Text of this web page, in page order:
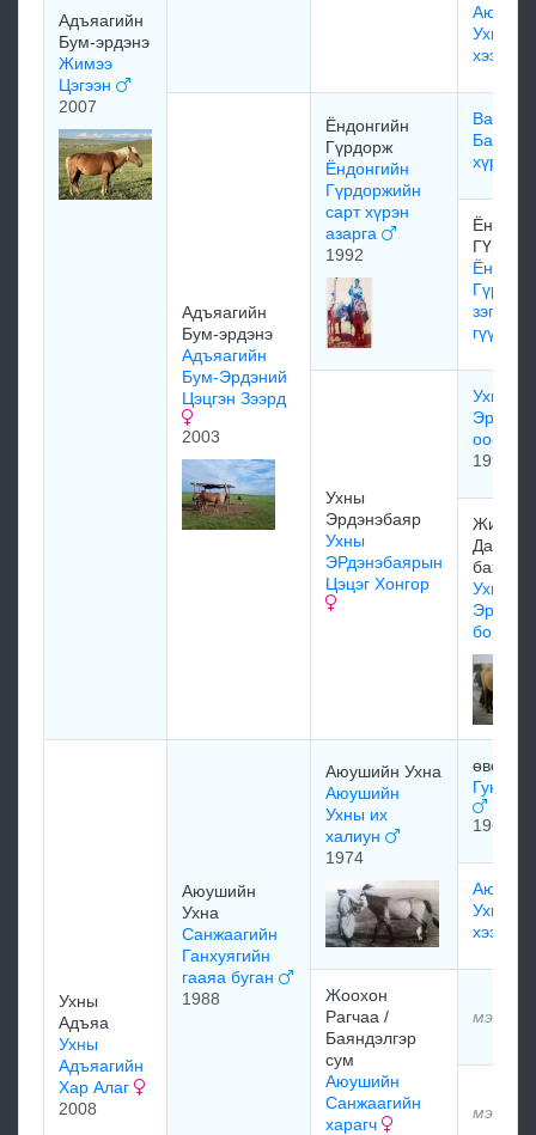
Адъяагийн
Бум-эрдэнэ
Жимээ
Цэгээн
2007
Ухны
хээрэгч
Адъяагийн
Бум-эрдэнэ
Адъяагийн
Бум-Эрдэний
Цэцгэн Зээрд
2003
Ёндонгийн
Гүрдорж
Ёндонгийн
Гүрдоржийн
сарт хүрэн
азарга
1992
хүрэн
зэгэл
гүү
Ухны
Эрдэнэбаяр
Ухны
ЭРдэнэбаярын
Цэцэг Хонгор
Ухны
ооёо
1990
Ухны
бор
Ухны
Адъяа
Ухны
Адъяагийн
Хар Алаг
2008
Аюушийн
Ухна
Санжаагийн
Ганхуягийн
гааяа буган
1988
Аюушийн Ухна
Аюушийн
Ухны их
халиун
1974
өвөө
Гунгаа
1966
Ухны
хээрэгч
Жоохон
Рагчаа /
Баяндэлгэр
сум
Аюушийн
Санжаагийн
харагч